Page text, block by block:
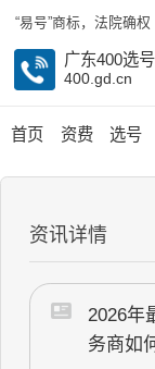
“易号”商标，法院确权
广东400选
400.gd.cn
首页 资费 选号
资讯详情
2026年
务商如